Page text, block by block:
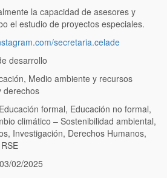
la capacidad de asesores y
el estudio de proyectos especiales.
secretaria.celade
desarrollo
Medio ambiente y recursos
derechos
Educación formal, Educación no formal,
climático – Sostenibilidad ambiental,
Investigación, Derechos Humanos,
03/02/2025